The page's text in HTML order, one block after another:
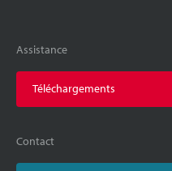
Assistance
Téléchargements
Contact